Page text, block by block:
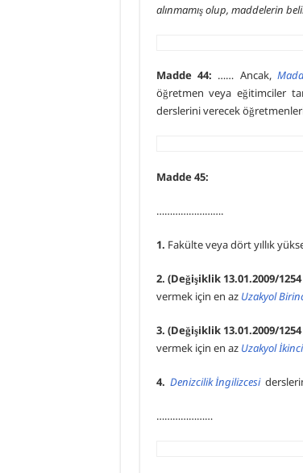
alınmamış olup, maddelerin
Madde 44: …… Ancak,
öğretmen veya eğitimciler
derslerini verecek
Madde 45:
…………………….
1. Fakülte veya dört yıllık
2. (Değişiklik 13.01.2009/
vermek için en az Uzakyol
3. (Değişiklik 13.01.2009/
vermek için en az Uzakyol
4. Denizcilik İngilizcesi
…………………